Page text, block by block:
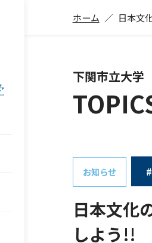
ホーム 日本文
下関市立大学
お知らせ
日本文化
しよう!!